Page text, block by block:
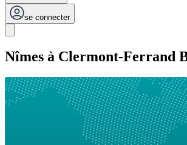
se connecter
Nîmes à Clermont-Ferrand